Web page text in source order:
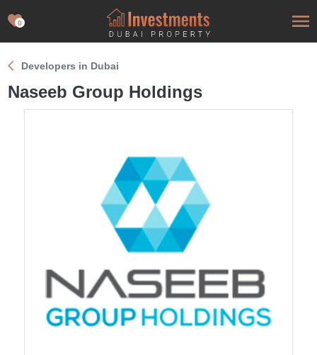
0
Developers in Dubai
Naseeb Group Holdings